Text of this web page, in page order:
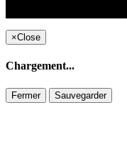
×Close
Chargement...
Fermer Sauvegarder